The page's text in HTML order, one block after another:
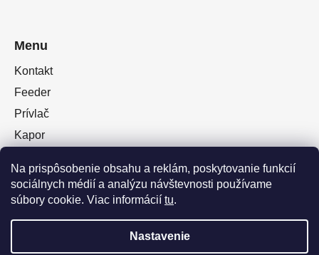
Na prispôsobenie obsahu a reklám, poskytovanie funkcií
sociálnych médií a analýzu návštevnosti používame
súbory cookie. Viac informácií tu.
Nastavenie
Menu
Kontakt
Feeder
Prívlač
Kapor
Plávaná
Muškárina